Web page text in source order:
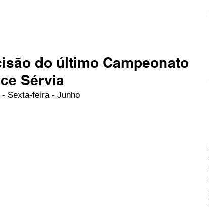
do último Campeonato
Sérvia
Sexta-feira - Junho